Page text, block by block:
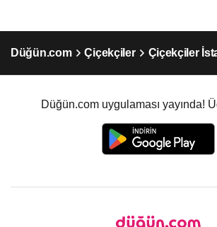
Düğün.com Çiçekçiler Çiçekçiler
Düğün.com uygulaması yayında!